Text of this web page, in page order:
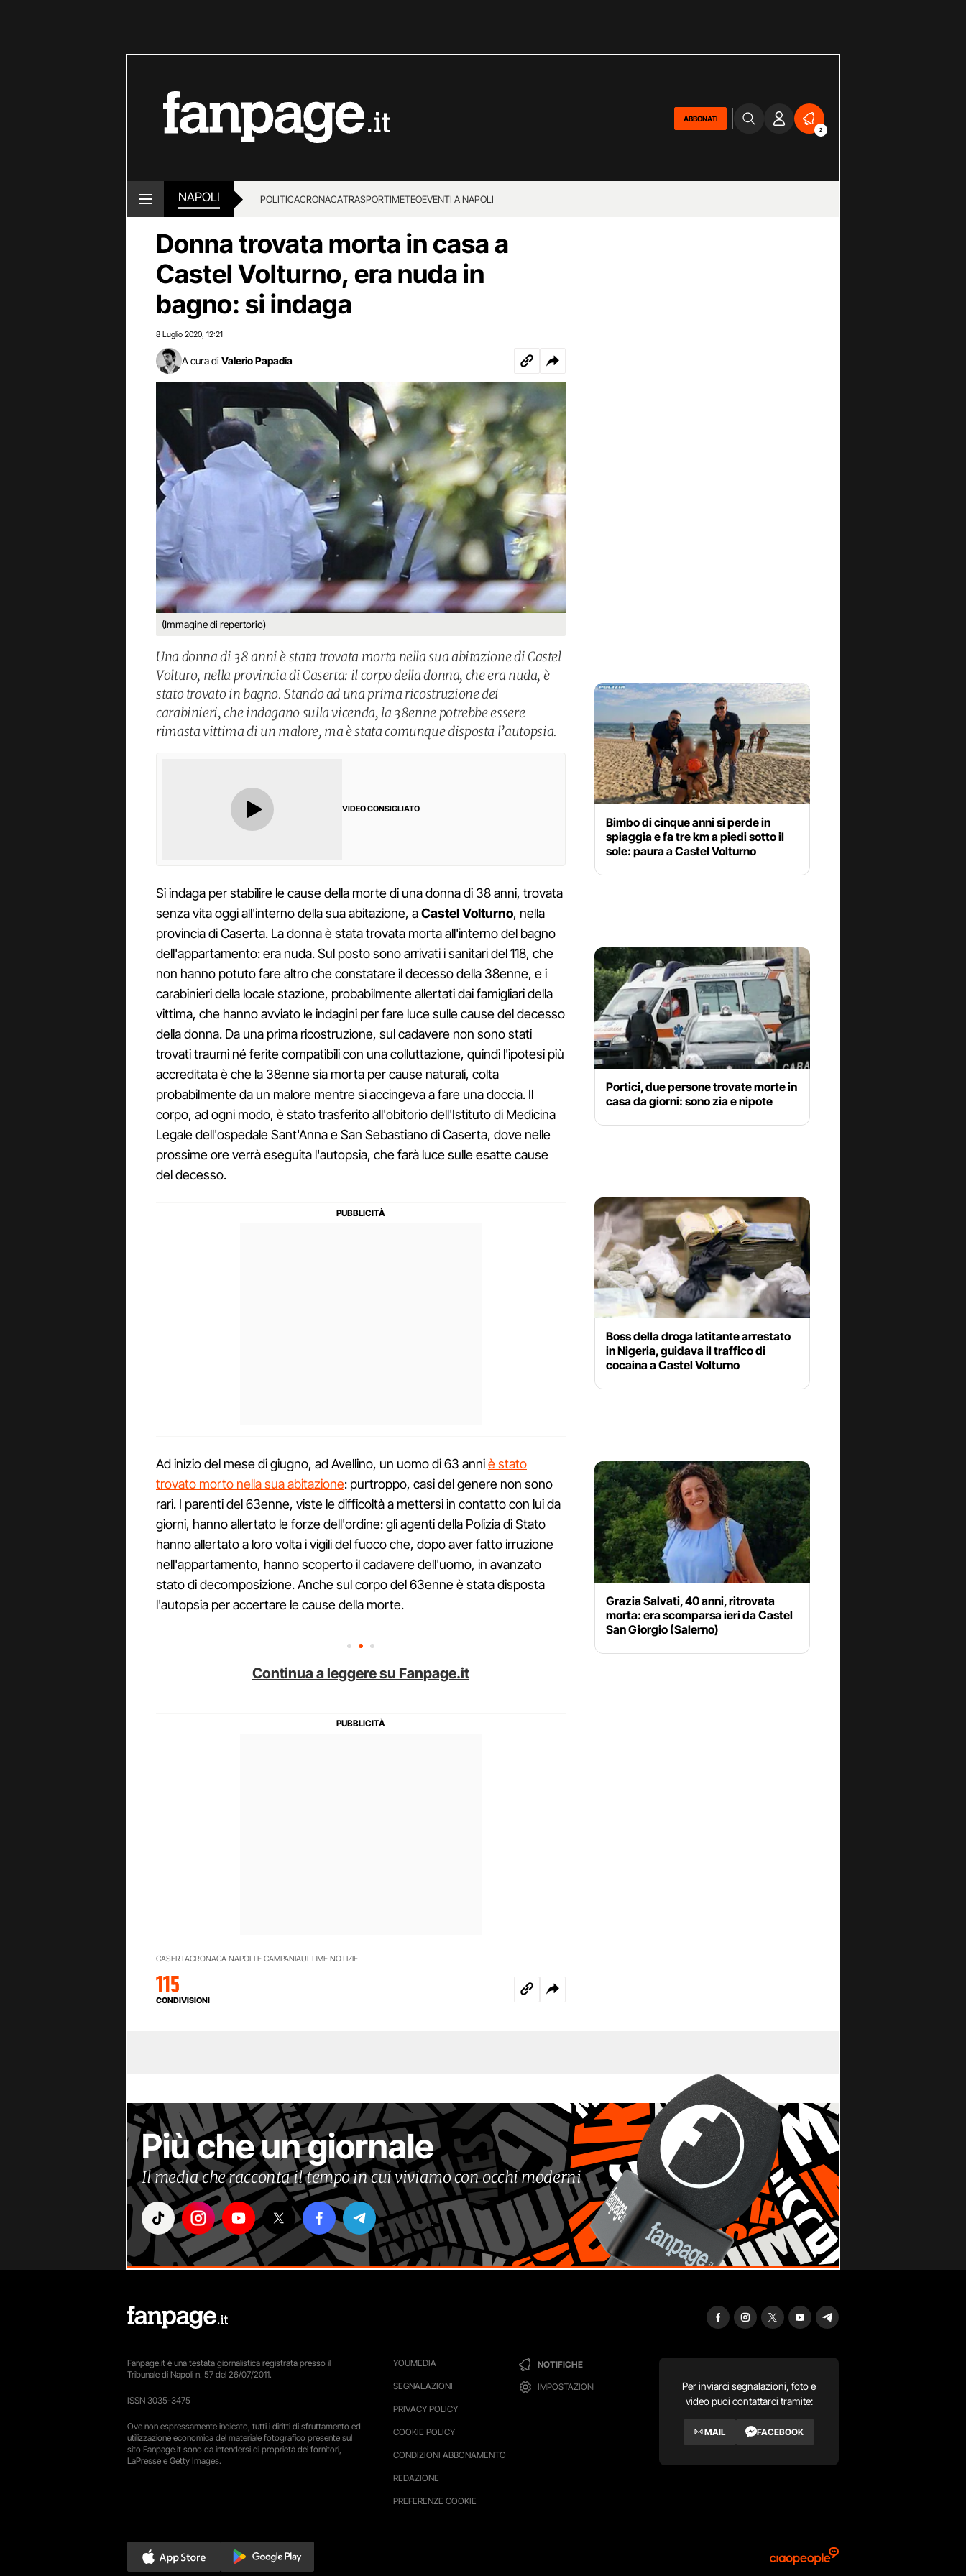
ABBONATI
2
NAPOLI POLITICACRONACATRASPORTIMETEOEVENTI A NAPOLI
Donna trovata morta in casa a
Castel Volturno, era nuda in
bagno: si indaga
8 Luglio 2020 12:21
A cura di Valerio Papadia
(Immagine di repertorio)
Una donna di 38 anni è stata trovata morta nella sua abitazione di Castel
Volturo, nella provincia di Caserta: il corpo della donna, che era nuda, è
stato trovato in bagno. Stando ad una prima ricostruzione dei
carabinieri, che indagano sulla vicenda, la 38enne potrebbe essere
rimasta vittima di un malore, ma è stata comunque disposta l’autopsia.
VIDEO CONSIGLIATO
Si indaga per stabilire le cause della morte di una donna di 38 anni, trovata
senza vita oggi all'interno della sua abitazione, aCastel Volturno, nella
provincia di Caserta. La donna è stata trovata morta all'interno del bagno
dell'appartamento: era nuda. Sul posto sono arrivati i sanitari del 118, che
non hanno potuto fare altro che constatare il decesso della 38enne, e i
carabinieri della locale stazione, probabilmente allertati dai famigliari della
vittima, che hanno avviato le indagini per fare luce sulle cause del decesso
della donna. Da una prima ricostruzione, sul cadavere non sono stati
trovati traumi né ferite compatibili con una colluttazione, quindi l'ipotesi più
accreditata è che la 38enne sia morta per cause naturali, colta
probabilmente da un malore mentre si accingeva a fare una doccia. Il
corpo, ad ogni modo, è stato trasferito all'obitorio dell'Istituto di Medicina
Legale dell'ospedale Sant'Anna e San Sebastiano di Caserta, dove nelle
prossime ore verrà eseguita l'autopsia, che farà luce sulle esatte cause
del decesso.
Ad inizio del mese di giugno, ad Avellino, un uomo di 63 anniè stato
trovato morto nella sua abitazione: purtroppo, casi del genere non sono
rari. I parenti del 63enne, viste le difficoltà a mettersi in contatto con lui da
giorni, hanno allertato le forze dell'ordine: gli agenti della Polizia di Stato
hanno allertato a loro volta i vigili del fuoco che, dopo aver fatto irruzione
nell'appartamento, hanno scoperto il cadavere dell'uomo, in avanzato
stato di decomposizione. Anche sul corpo del 63enne è stata disposta
l'autopsia per accertare le cause della morte.
Continua a leggere su Fanpage.it
CASERTACRONACA NAPOLI E CAMPANIAULTIME NOTIZIE
115
CONDIVISIONI
Bimbo di cinque anni si perde in
spiaggia e fa tre km a piedi sotto il
sole: paura a Castel Volturno
Portici, due persone trovate morte in
casa da giorni: sono zia e nipote
Boss della droga latitante arrestato
in Nigeria, guidava il traffico di
cocaina a Castel Volturno
Grazia Salvati, 40 anni, ritrovata
morta: era scomparsa ieri da Castel
San Giorgio (Salerno)
Più che un giornale
Il media che racconta il tempo in cui viviamo con occhi moderni
YOUMEDIA
SEGNALAZIONI
PRIVACY POLICY
COOKIE POLICY
CONDIZIONI ABBONAMENTO
REDAZIONE
PREFERENZE COOKIE
NOTIFICHE
IMPOSTAZIONI
Per inviarci segnalazioni, foto e
video puoi contattarci tramite:
MAIL FACEBOOK
Fanpage.it è una testata giornalistica registrata presso il
Tribunale di Napoli n. 57 del 26/07/2011.
ISSN 3035-3475
Ove non espressamente indicato, tutti i diritti di sfruttamento ed
utilizzazione economica del materiale fotografico presente sul
sito Fanpage.it sono da intendersi di proprietà dei fornitori,
LaPresse e Getty Images.